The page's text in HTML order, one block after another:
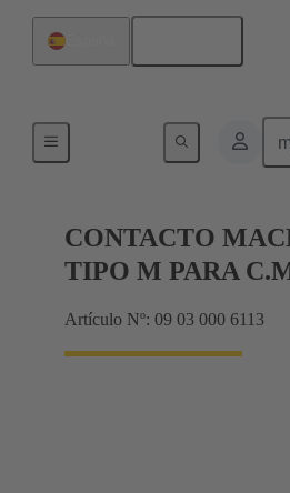
CONTACTO
TIPO M PARA
Artículo Nº: 09 03 000 6113